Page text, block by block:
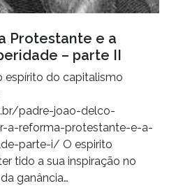
Protestante e a
– parte II
espírito do capitalismo
padre-joao-delco-
a-reforma-protestante-e-a-
parte-i/ O espirito
tido a sua inspiração no
ganância…